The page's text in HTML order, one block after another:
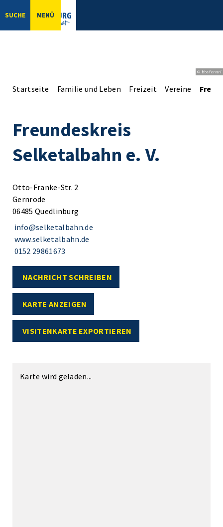
SUCHE MENÜ
© bbsferrari
Startseite Familie und Leben Freizeit Vereine
Freundeskreis
Selketalbahn e. V.
Otto-Franke-Str. 2
Gernrode
06485 Quedlinburg
info@selketalbahn.de
www.selketalbahn.de
0152 29861673
NACHRICHT SCHREIBEN
KARTE ANZEIGEN
VISITENKARTE EXPORTIEREN
Karte wird geladen...